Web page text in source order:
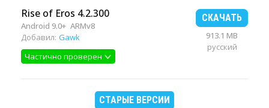
Rise of Eros 4.2.300
Android 9.0+ ARMv8
Добавил: Gawk
Частично проверен
СКАЧАТЬ
913.1 MB
русский
СТАРЫЕ ВЕРСИИ